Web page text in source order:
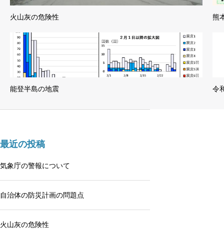
火山灰の危険性 熊
能登半島の地震 令
最近の投稿
気象庁の警報について
自治体の防災計画の問題点
火山灰の危険性